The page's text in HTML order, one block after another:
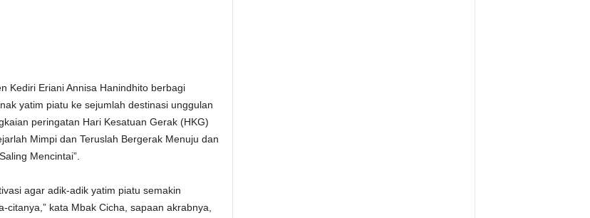
Kediri Eriani Annisa Hanindhito berbagi
yatim piatu ke sejumlah destinasi unggulan
peringatan Hari Kesatuan Gerak (HKG)
Mimpi dan Teruslah Bergerak Menuju dan
Mencintai”.
agar adik-adik yatim piatu semakin
kata Mbak Cicha, sapaan akrabnya,